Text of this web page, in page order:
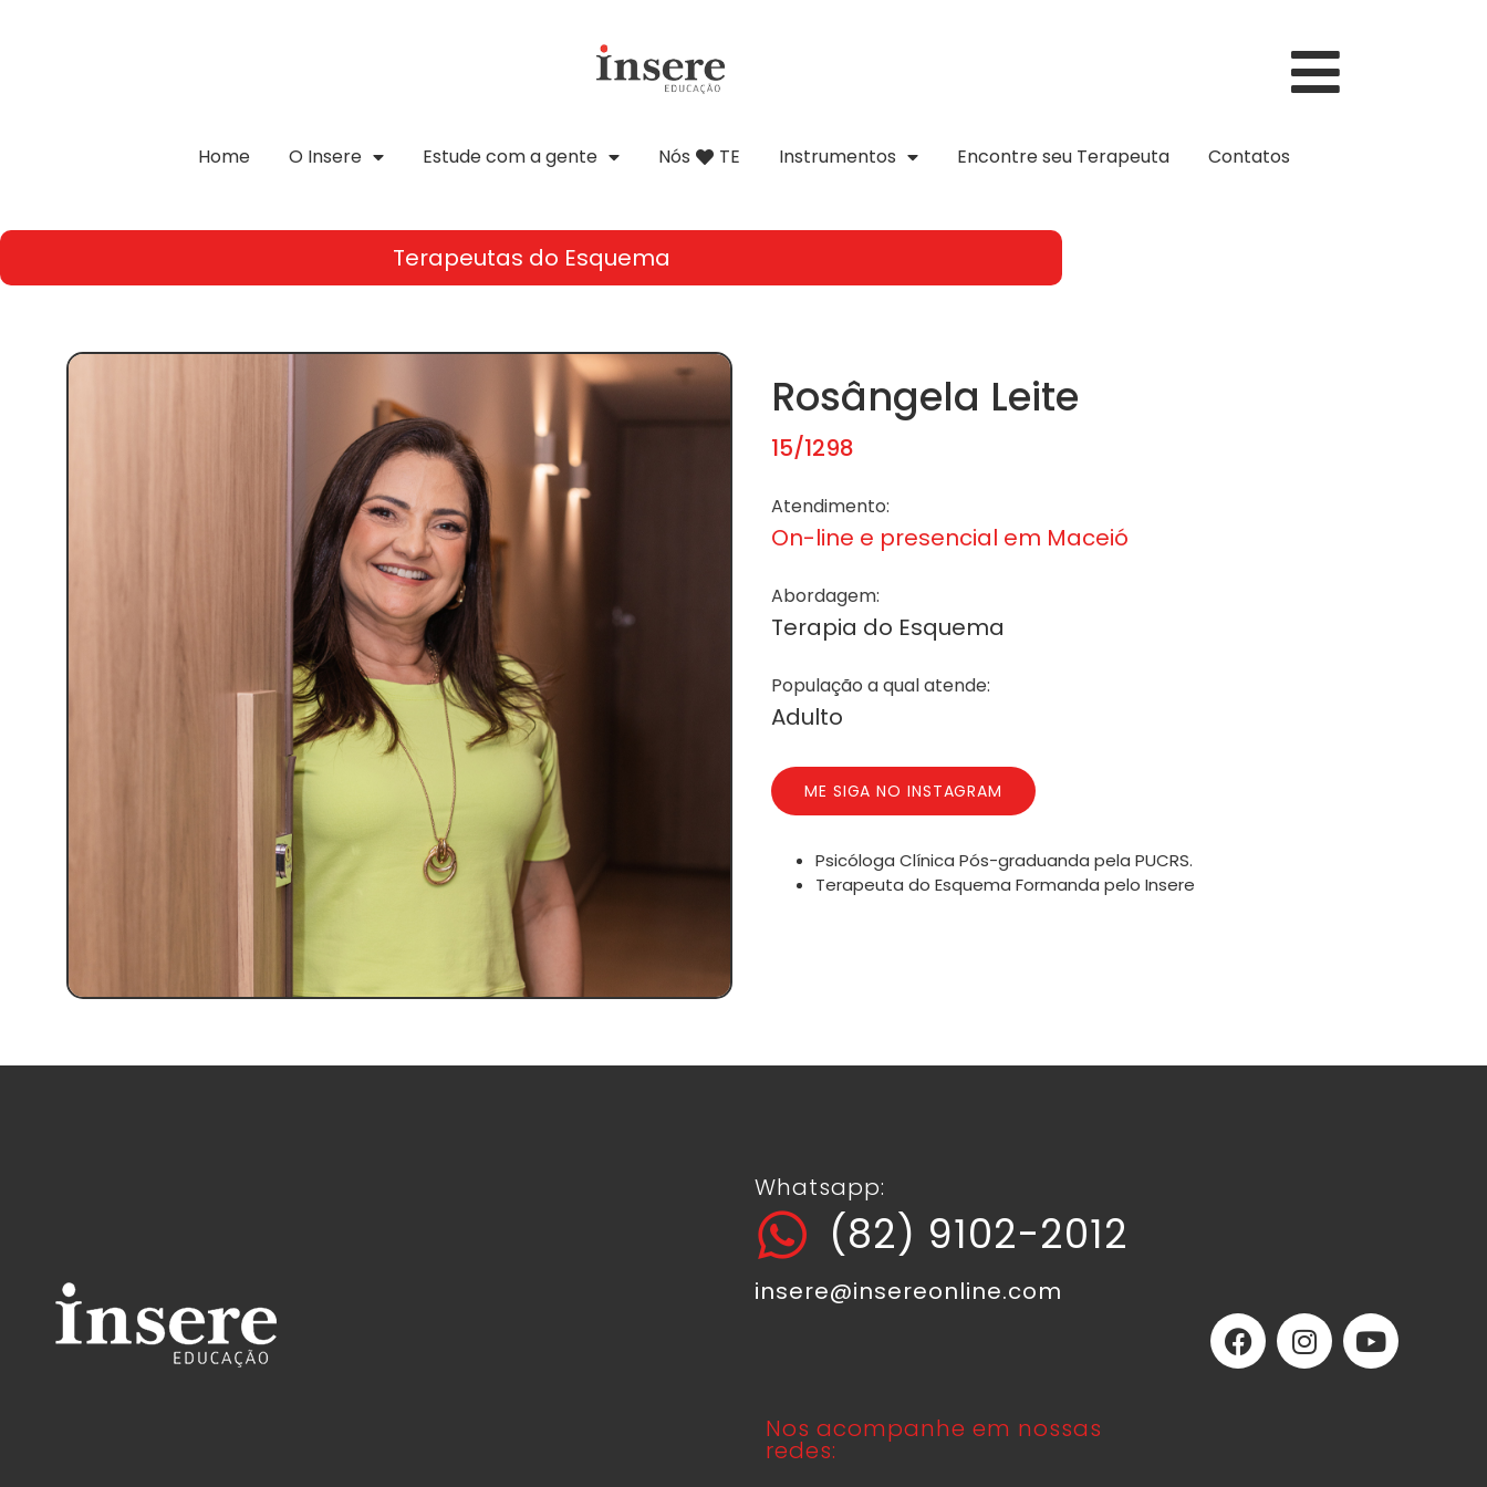
Home O Insere Estude com a gente Nós TE Instrumentos Encontre seu Terapeuta Contatos
Terapeutas do Esquema
Rosângela Leite
15/1298
Atendimento:
On-line e presencial em Maceió
Abordagem:
Terapia do Esquema
População a qual atende:
Adulto
ME SIGA NO INSTAGRAM
Psicóloga Clínica Pós-graduanda pela PUCRS.
Terapeuta do Esquema Formanda pelo Insere
Whatsapp:
(82) 9102-2012
insere@insereonline.com
Nos acompanhe em nossas
redes: